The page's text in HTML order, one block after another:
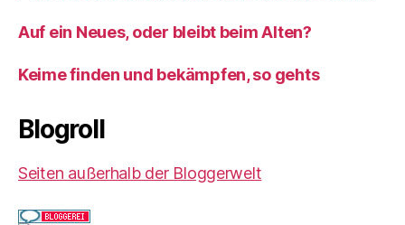
Auf ein Neues, oder bleibt beim Alten?
Keime finden und bekämpfen, so gehts
Blogroll
Seiten außerhalb der Bloggerwelt